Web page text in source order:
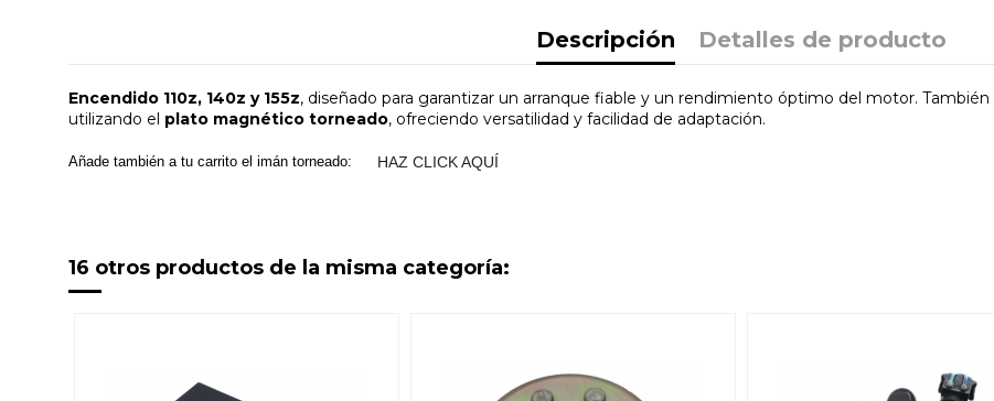
Descripción Detalles de producto
Encendido 110z, 140z y 155z, diseñado para garantizar un arranque fiable y un rendimiento óptimo del motor.
utilizando el plato magnético torneado, ofreciendo versatilidad y facilidad de adaptación.
Añade también a tu carrito el imán torneado: HAZ CLICK AQUÍ
16 otros productos de la misma categoría: